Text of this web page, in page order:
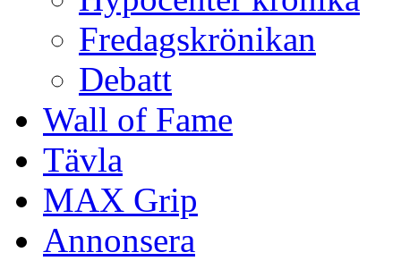
Fredagskrönikan
Debatt
Wall of Fame
Tävla
MAX Grip
Annonsera